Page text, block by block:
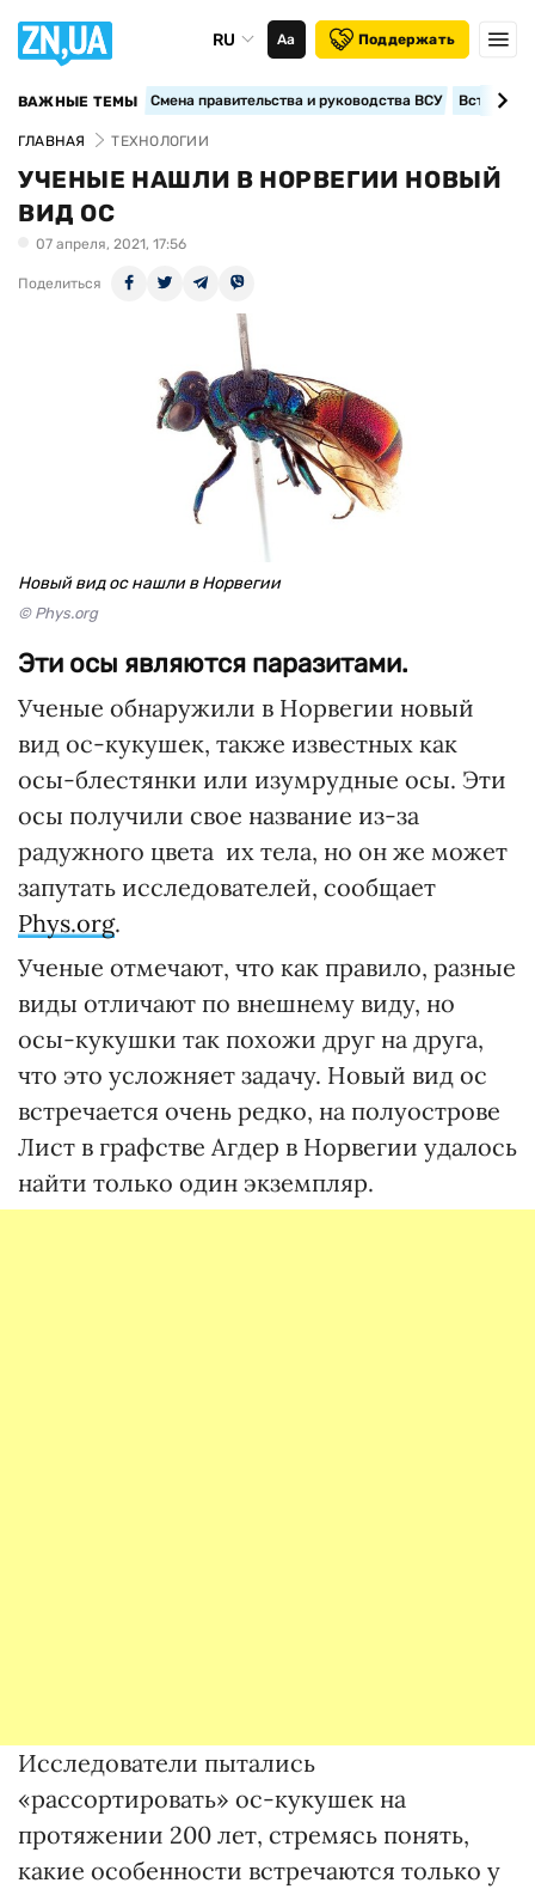
RU Аа Поддержать
ВАЖНЫЕ ТЕМЫ Смена правительства и руководства ВСУ
ГЛАВНАЯ ТЕХНОЛОГИИ
УЧЕНЫЕ НАШЛИ В НОРВЕГИИ НОВЫЙ
ВИД ОС
07 апреля, 2021, 17:56
Поделиться
Новый вид ос нашли в Норвегии
© Phys.org
Эти осы являются паразитами.
Ученые обнаружили в Норвегии новый
вид ос-кукушек, также известных как
осы-блестянки или изумрудные осы. Эти
осы получили свое название из-за
радужного цвета их тела, но он же может
запутать исследователей, сообщает
Phys.org.
Ученые отмечают, что как правило, разные
виды отличают по внешнему виду, но
осы-кукушки так похожи друг на друга,
что это усложняет задачу. Новый вид ос
встречается очень редко, на полуострове
Лист в графстве Агдер в Норвегии удалось
найти только один экземпляр.
Исследователи пытались
«рассортировать» ос-кукушек на
протяжении 200 лет, стремясь понять,
какие особенности встречаются только у